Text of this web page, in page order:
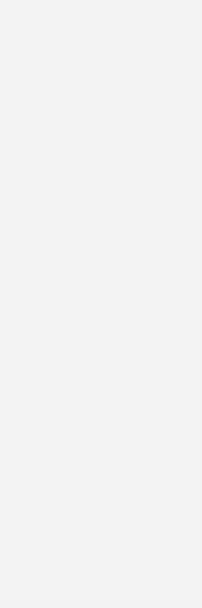
klimaneutralen
sollten für Ausfall